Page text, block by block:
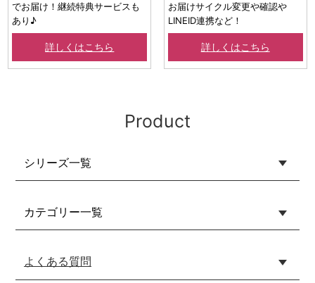
でお届け！継続特典サービスも
あり♪
詳しくはこちら
お届けサイクル変更や確認や
LINEID連携など！
詳しくはこちら
Product
シリーズ一覧
カテゴリー一覧
よくある質問